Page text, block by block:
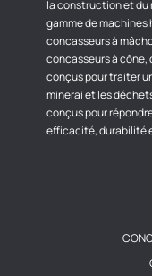
la construction et du
gamme de
concasseurs à
concasseurs à cône,
conçus pour traiter
minerai et les
conçus pour
efficacité, durabilité